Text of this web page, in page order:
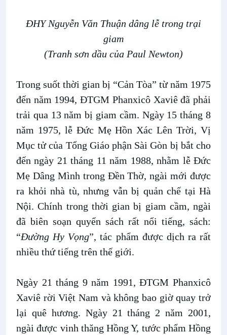
ĐHY Nguyễn Văn Thuận dâng lễ trong trại
giam
(Tranh sơn dầu của Paul Newton)
Trong suốt thời gian bị “Cản Tòa” từ năm 1975
đến năm 1994, ĐTGM Phanxicô Xaviê đã phải
trải qua 13 năm bị giam cầm. Ngày 15 tháng 8
năm 1975, lễ Đức Mẹ Hồn Xác Lên Trời, Vị
Mục tử của Tổng Giáo phận Sài Gòn bị bắt cho
đến ngày 21 tháng 11 năm 1988, nhằm lễ Đức
Mẹ Dâng Mình trong Đền Thờ, ngài mới được
ra khỏi nhà tù, nhưng vẫn bị quản chế tại Hà
Nội. Chính trong thời gian bị giam cầm, ngài
đã biên soạn quyển sách rất nổi tiếng, sách:
“Đường Hy Vọng”, tác phẩm được dịch ra rất
nhiều thứ tiếng trên thế giới.
Ngày 21 tháng 9 năm 1991, ĐTGM Phanxicô
Xaviê rời Việt Nam và không bao giờ quay trở
lại quê hương. Ngày 21 tháng 2 năm 2001,
ngài được vinh thăng Hồng Y, tước phẩm Hồng